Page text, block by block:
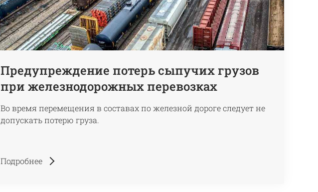
Предупреждение потерь сыпучих грузов
при железнодорожных перевозках
Во время перемещения в составах по железной дороге следует не
допускать потерю груза.
Подробнее